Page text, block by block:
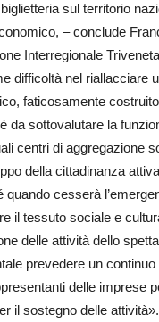
sul territorio
– conclude
Interregionale
difficoltà nel riallacciare
faticosamente
da sottovalutare la
centri di aggregazione
della cittadinanza
quando cesserà
il tessuto sociale e
delle attività dello
prevedere un
delle imprese
il sostegno delle